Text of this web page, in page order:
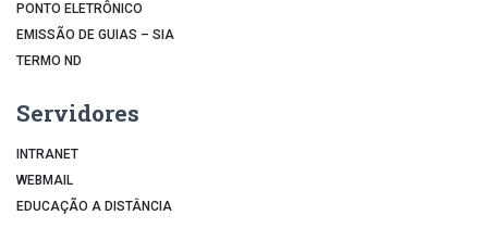
PONTO ELETRÔNICO
EMISSÃO DE GUIAS – SIA
TERMO ND
Servidores
INTRANET
WEBMAIL
EDUCAÇÃO A DISTÂNCIA